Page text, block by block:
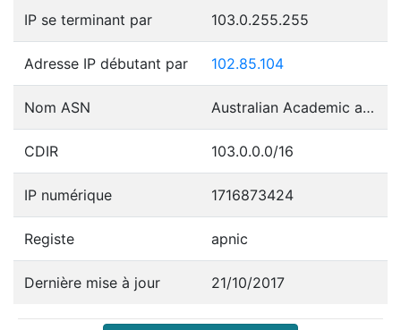
IP se terminant par 103.0.255.255
Adresse IP débutant par 102.85.104
Nom ASN Australian Academic and Reasearch Network (AARNet)
CDIR 103.0.0.0/16
IP numérique 1716873424
Registe apnic
Dernière mise à jour 21/10/2017